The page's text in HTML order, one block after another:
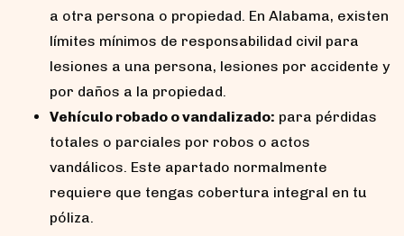
a otra persona o propiedad. En Alabama, existen
límites mínimos de responsabilidad civil para
lesiones a una persona, lesiones por accidente y
por daños a la propiedad.
Vehículo robado o vandalizado: para pérdidas
totales o parciales por robos o actos
vandálicos. Este apartado normalmente
requiere que tengas cobertura integral en tu
póliza.